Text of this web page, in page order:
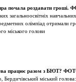
почала роздавати гроші.
загальноосвітніх
олімпіад отримали
міського голови
працює разом з БЮТ?
Бердичівський міський